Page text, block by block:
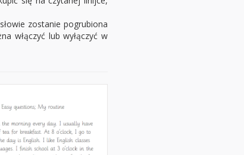
zostanie pogrubiona
włączyć lub wyłączyć w